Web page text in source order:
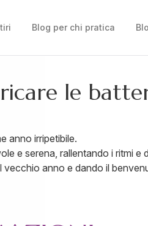
Blog per chi pratica
le
anno irripetibile.
e serena, rallentando i ritmi e
anno e dando il